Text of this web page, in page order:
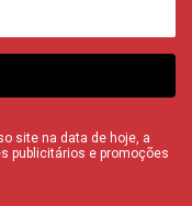
site na data de hoje, a
publicitários e promoções